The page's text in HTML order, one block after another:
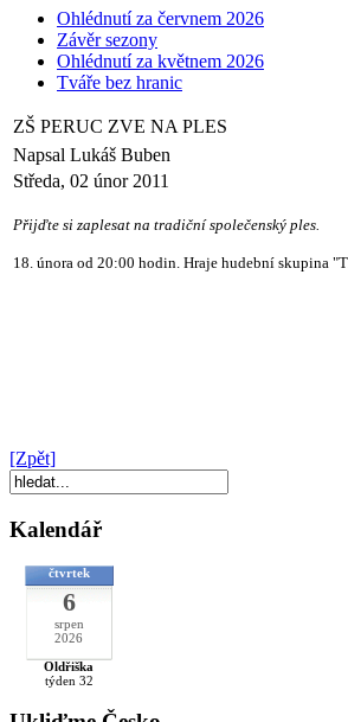
Ohlédnutí za červnem 2026
Závěr sezony
Ohlédnutí za květnem 2026
Tváře bez hranic
ZŠ PERUC ZVE NA PLES
Napsal Lukáš Buben
Středa, 02 únor 2011
Přijďte si zaplesat na tradiční společenský ples.
18. února od 20:00 hodin. Hraje hudební skupina
[Zpět]
Kalendář
čtvrtek
6
srpen
2026
Oldřiška
týden 32